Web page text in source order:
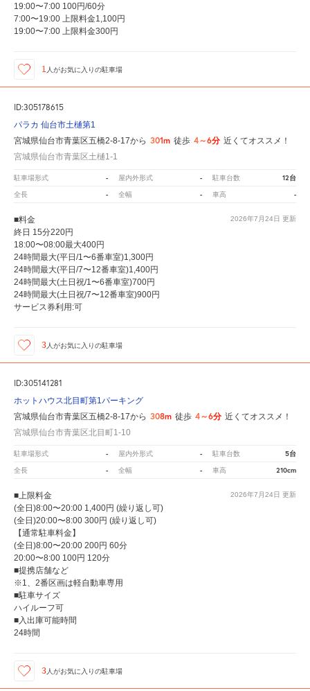
19:00〜7:00 100円/60分
7:00〜19:00 上限料金1,100円
19:00〜7:00 上限料金300円
1 人がお気に入りの駐車場
ID:305178615
パラカ 仙台市土樋第1
宮城県仙台市青葉区五橋2-8-17から 301m 徒歩 4～6分 近くてオススメ！
宮城県仙台市青葉区土樋1-1
駐車場形式 - 屋内外形式 - 駐車台数 12台
全長 - 全幅 - 車高 -
2026年7月24日 更新
■料金
終日 15分220円
18:00〜08:00最大400円
24時間最大(平日/1〜6番車室)1,300円
24時間最大(平日/7〜12番車室)1,400円
24時間最大(土日祝/1〜6番車室)700円
24時間最大(土日祝/7〜12番車室)900円
サービス券利用:可
3 人がお気に入りの駐車場
ID:305141281
ホットハウス北目町第1パーキング
宮城県仙台市青葉区五橋2-8-17から 308m 徒歩 4～6分 近くてオススメ！
宮城県仙台市青葉区北目町1-10
駐車場形式 - 屋内外形式 - 駐車台数 5台
全長 - 全幅 - 車高 210cm
2026年7月24日 更新
■上限料金
(全日)8:00〜20:00 1,400円 (繰り返し可)
(全日)20:00〜8:00 300円 (繰り返し可)
【通常駐車料金】
(全日)8:00〜20:00 200円 60分
20:00〜8:00 100円 120分
■提携店舗など
※1、2番区画は軽自動車専用
■駐車サイズ
ハイルーフ可
■入出庫可能時間
24時間
3 人がお気に入りの駐車場